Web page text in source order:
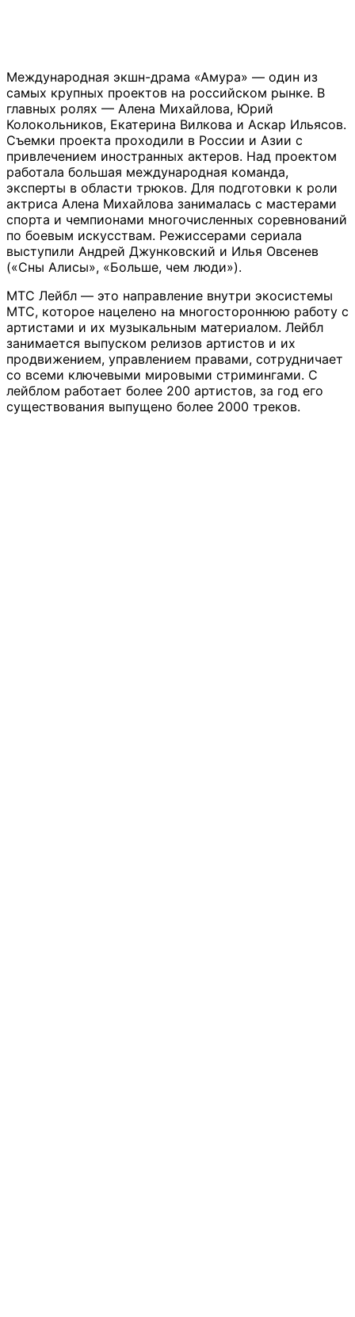
Международная экшн-драма «Амура» — один из
самых крупных проектов на российском рынке. В
главных ролях — Алена Михайлова, Юрий
Колокольников, Екатерина Вилкова и Аскар Ильясов.
Съемки проекта проходили в России и Азии с
привлечением иностранных актеров. Над проектом
работала большая международная команда,
эксперты в области трюков. Для подготовки к роли
актриса Алена Михайлова занималась с мастерами
спорта и чемпионами многочисленных соревнований
по боевым искусствам. Режиссерами сериала
выступили Андрей Джунковский и Илья Овсенев
(«Сны Алисы», «Больше, чем люди»).
МТС Лейбл — это направление внутри экосистемы
МТС, которое нацелено на многостороннюю работу с
артистами и их музыкальным материалом. Лейбл
занимается выпуском релизов артистов и их
продвижением, управлением правами, сотрудничает
со всеми ключевыми мировыми стримингами. С
лейблом работает более 200 артистов, за год его
существования выпущено более 2000 треков.